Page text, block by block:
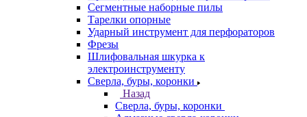
Сегментные наборные пилы
Тарелки опорные
Ударный инструмент для перфораторов
Фрезы
Шлифовальная шкурка к
электроинструменту
Сверла, буры, коронки
Назад
Сверла, буры, коронки